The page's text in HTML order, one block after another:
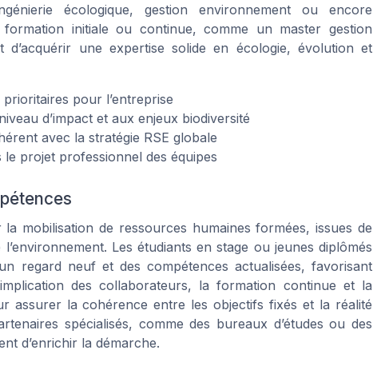
écologique, gestion environnement ou encore
initiale ou continue, comme un master gestion
une expertise solide en écologie, évolution et
pour l’entreprise
d’impact et aux enjeux biodiversité
avec la stratégie RSE globale
projet professionnel des équipes
mobilisation de ressources humaines formées, issues de
Les étudiants en stage ou jeunes diplômés
regard neuf et des compétences actualisées, favorisant
des collaborateurs, la formation continue et la
assurer la cohérence entre les objectifs fixés et la réalité
spécialisés, comme des bureaux d’études ou des
d’enrichir la démarche.